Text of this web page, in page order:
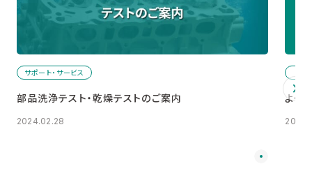
サポート・サービス
部品洗浄テスト・乾燥テストのご案内
2024.02.28
よく